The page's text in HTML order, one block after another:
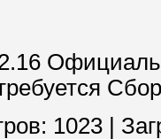
1023